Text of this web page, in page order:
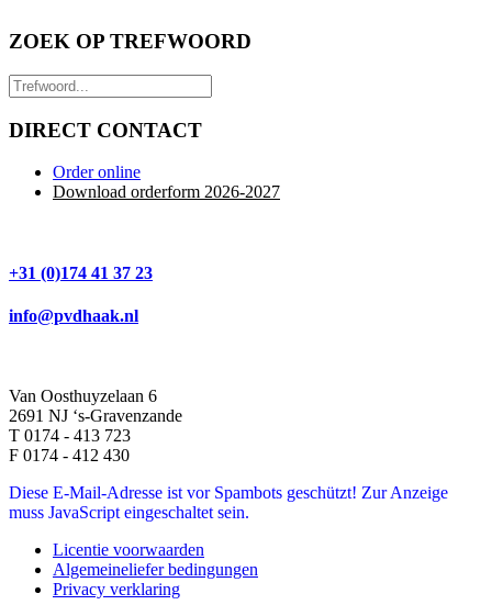
ZOEK OP TREFWOORD
DIRECT CONTACT
Order online
Download orderform 2026-2027
+31 (0)174 41 37 23
info@pvdhaak.nl
Van Oosthuyzelaan 6
2691 NJ ‘s-Gravenzande
T 0174 - 413 723
F 0174 - 412 430
Diese E-Mail-Adresse ist vor Spambots geschützt! Zur Anzeige
muss JavaScript eingeschaltet sein.
Licentie voorwaarden
Algemeineliefer bedingungen
Privacy verklaring